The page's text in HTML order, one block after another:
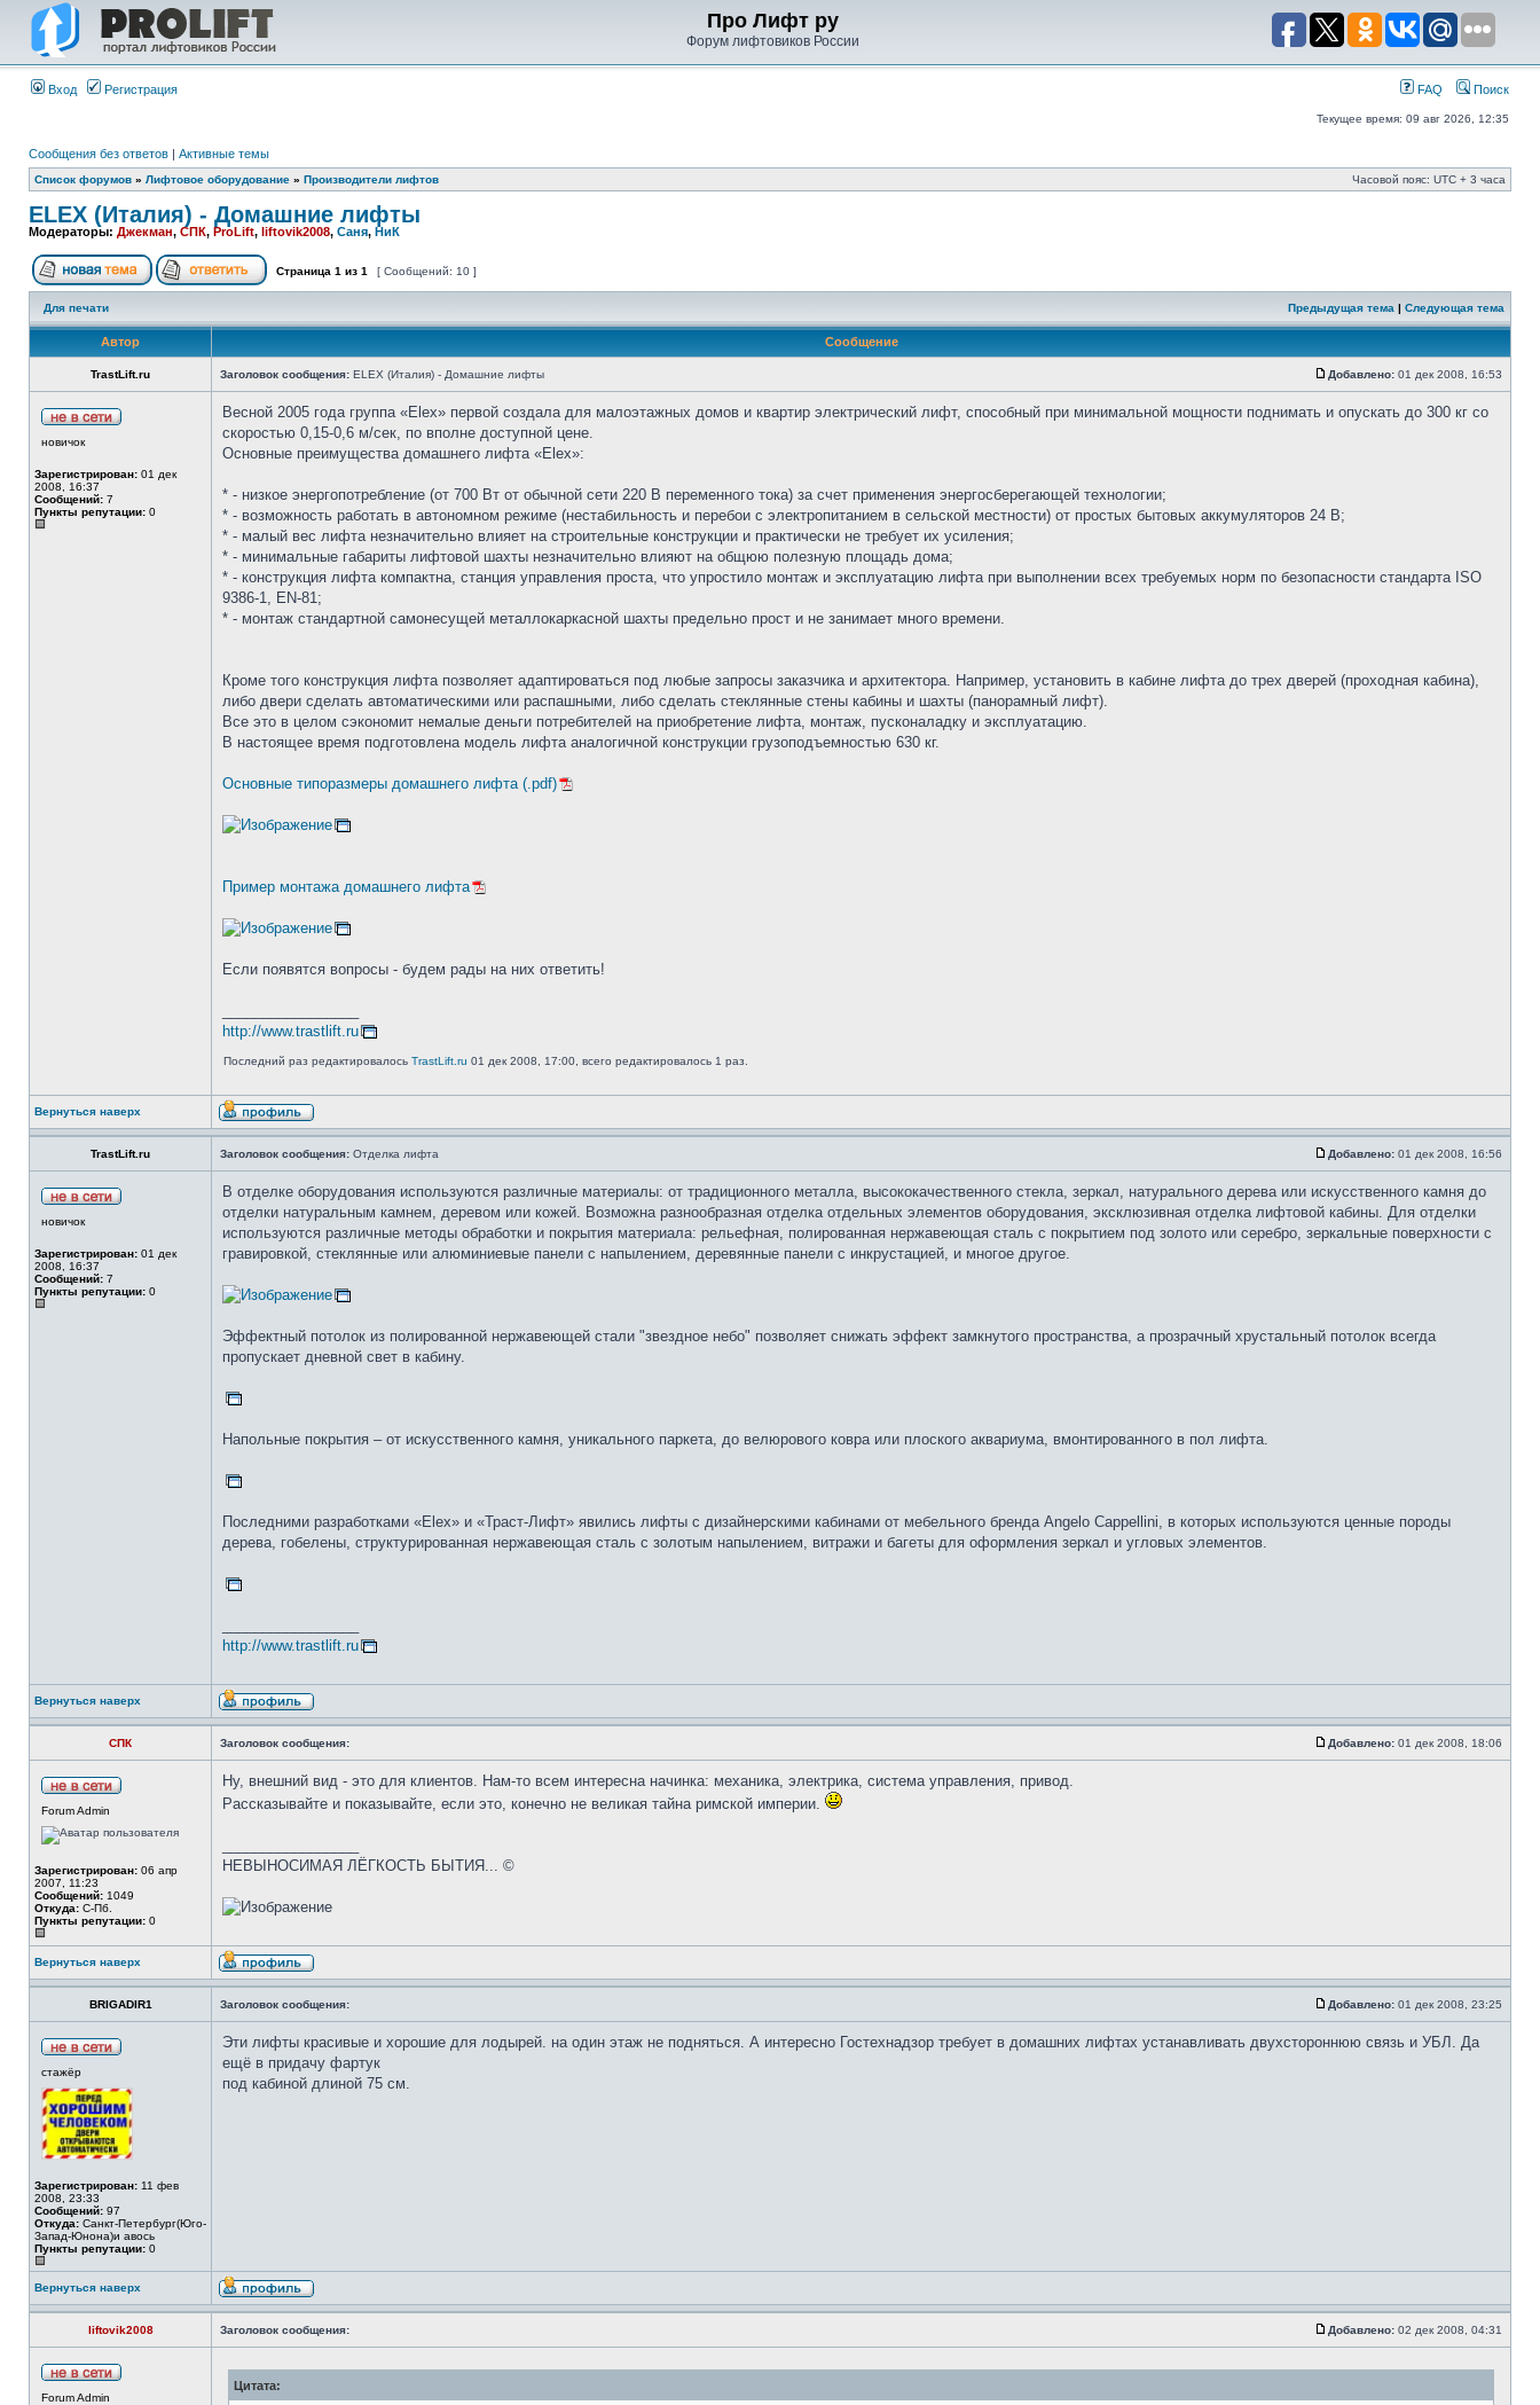
Про Лифт ру
Форум лифтовиков России
Вход Регистрация FAQ Поиск
Текущее время: 09 авг 2026, 12:35
Сообщения без ответов | Активные темы
Список форумов » Лифтовое оборудование » Производители лифтов Часовой пояс: UTC + 3 часа
ELEX (Италия) - Домашние лифты
Модераторы: Джекман, СПК, ProLift, liftovik2008, Саня, НиК
Страница 1 из 1 [ Сообщений: 10 ]
Для печати Предыдущая тема | Следующая тема
Автор Сообщение
TrastLift.ru Заголовок сообщения: ELEX (Италия) - Домашние лифты Добавлено: 01 дек 2008, 16:53
новичок
Зарегистрирован: 01 дек
2008, 16:37
Сообщений: 7
Пункты репутации: 0
Весной 2005 года группа «Elex» первой создала для малоэтажных домов и квартир электрический лифт, способный при минимальной мощности поднимать и опускать до 300 кг со
скоростью 0,15-0,6 м/сек, по вполне доступной цене.
Основные преимущества домашнего лифта «Elex»:
* - низкое энергопотребление (от 700 Вт от обычной сети 220 В переменного тока) за счет применения энергосберегающей технологии;
* - возможность работать в автономном режиме (нестабильность и перебои с электропитанием в сельской местности) от простых бытовых аккумуляторов 24 В;
* - малый вес лифта незначительно влияет на строительные конструкции и практически не требует их усиления;
* - минимальные габариты лифтовой шахты незначительно влияют на общюю полезную площадь дома;
* - конструкция лифта компактна, станция управления проста, что упростило монтаж и эксплуатацию лифта при выполнении всех требуемых норм по безопасности стандарта ISO
9386-1, EN-81;
* - монтаж стандартной самонесущей металлокаркасной шахты предельно прост и не занимает много времени.
Кроме того конструкция лифта позволяет адаптироваться под любые запросы заказчика и архитектора. Например, установить в кабине лифта до трех дверей (проходная кабина),
либо двери сделать автоматическими или распашными, либо сделать стеклянные стены кабины и шахты (панорамный лифт).
Все это в целом сэкономит немалые деньги потребителей на приобретение лифта, монтаж, пусконаладку и эксплуатацию.
В настоящее время подготовлена модель лифта аналогичной конструкции грузоподъемностью 630 кг.
Основные типоразмеры домашнего лифта (.pdf)
Пример монтажа домашнего лифта
Если появятся вопросы - будем рады на них ответить!
http://www.trastlift.ru
Последний раз редактировалось TrastLift.ru 01 дек 2008, 17:00, всего редактировалось 1 раз.
Вернуться наверх
TrastLift.ru Заголовок сообщения: Отделка лифта Добавлено: 01 дек 2008, 16:56
новичок
Зарегистрирован: 01 дек
2008, 16:37
Сообщений: 7
Пункты репутации: 0
В отделке оборудования используются различные материалы: от традиционного металла, высококачественного стекла, зеркал, натурального дерева или искусственного камня до
отделки натуральным камнем, деревом или кожей. Возможна разнообразная отделка отдельных элементов оборудования, эксклюзивная отделка лифтовой кабины. Для отделки
используются различные методы обработки и покрытия материала: рельефная, полированная нержавеющая сталь с покрытием под золото или серебро, зеркальные поверхности с
гравировкой, стеклянные или алюминиевые панели с напылением, деревянные панели с инкрустацией, и многое другое.
Эффектный потолок из полированной нержавеющей стали "звездное небо" позволяет снижать эффект замкнутого пространства, а прозрачный хрустальный потолок всегда
пропускает дневной свет в кабину.
Напольные покрытия – от искусственного камня, уникального паркета, до велюрового ковра или плоского аквариума, вмонтированного в пол лифта.
Последними разработками «Elex» и «Траст-Лифт» явились лифты с дизайнерскими кабинами от мебельного бренда Angelo Cappellini, в которых используются ценные породы
дерева, гобелены, структурированная нержавеющая сталь с золотым напылением, витражи и багеты для оформления зеркал и угловых элементов.
http://www.trastlift.ru
Вернуться наверх
СПК Заголовок сообщения: Добавлено: 01 дек 2008, 18:06
Forum Admin
Зарегистрирован: 06 апр
2007, 11:23
Сообщений: 1049
Откуда: С-Пб.
Пункты репутации: 0
Ну, внешний вид - это для клиентов. Нам-то всем интересна начинка: механика, электрика, система управления, привод.
Рассказывайте и показывайте, если это, конечно не великая тайна римской империи.
НЕВЫНОСИМАЯ ЛЁГКОСТЬ БЫТИЯ... ©
Вернуться наверх
BRIGADIR1 Заголовок сообщения: Добавлено: 01 дек 2008, 23:25
стажёр
Зарегистрирован: 11 фев
2008, 23:33
Сообщений: 97
Откуда: Санкт-Петербург(Юго-
Запад-Юнона)и авось
Пункты репутации: 0
Эти лифты красивые и хорошие для лодырей. на один этаж не подняться. А интересно Гостехнадзор требует в домашних лифтах устанавливать двухстороннюю связь и УБЛ. Да
ещё в придачу фартук
под кабиной длиной 75 см.
Вернуться наверх
liftovik2008 Заголовок сообщения: Добавлено: 02 дек 2008, 04:31
Forum Admin
Цитата: